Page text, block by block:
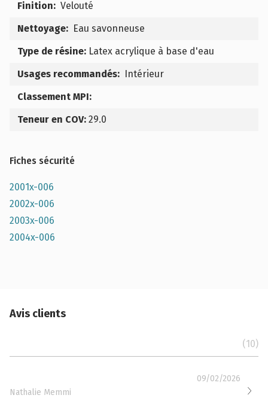
Finition: Velouté
Nettoyage: Eau savonneuse
Type de résine: Latex acrylique à base d'eau
Usages recommandés: Intérieur
Classement MPI:
Teneur en COV: 29.0
Fiches sécurité
2001x-006
2002x-006
2003x-006
2004x-006
Avis clients
(10)
09/02/2026
Nathalie Memmi